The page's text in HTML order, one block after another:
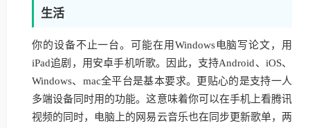
生活
你的设备不止一台。可能在用Windows电脑写论文，用
iPad追剧，用安卓手机听歌。因此，支持Android、iOS、
Windows、mac全平台是基本要求。更贴心的是支持一人
多端设备同时用的功能。这意味着你可以在手机上看腾讯
视频的同时，电脑上的网易云音乐也在同步更新歌单，两